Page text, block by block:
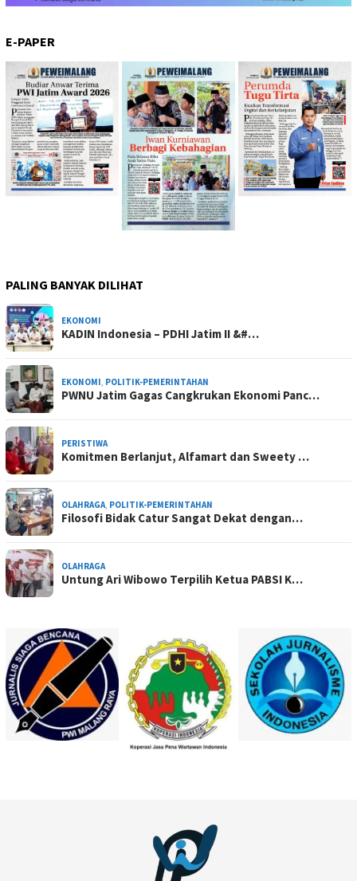
E-PAPER
PALING BANYAK DILIHAT
EKONOMI
KADIN Indonesia – PDHI Jatim II &#…
EKONOMI POLITIK-PEMERINTAHAN
PWNU Jatim Gagas Cangkrukan Ekonomi Panc…
PERISTIWA
Komitmen Berlanjut, Alfamart dan Sweety …
OLAHRAGA POLITIK-PEMERINTAHAN
Filosofi Bidak Catur Sangat Dekat dengan…
OLAHRAGA
Untung Ari Wibowo Terpilih Ketua PABSI K…